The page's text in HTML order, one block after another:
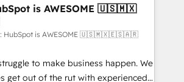
we've been accredited by
by the CCS, which means we
sector companies as well the
profile. Our services: -
CMS website
is AWESOME 🇺🇸🇲🇽
HubSpot is AWESOME 🇺🇸🇲🇽🇪🇸🇦🇷
to make business happen. We
get out of the rut with experienced,